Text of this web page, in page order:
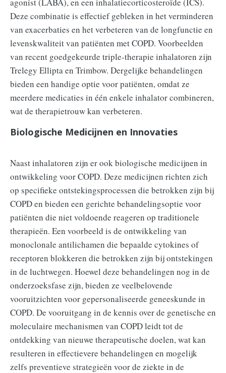
Deze combinatie is effectief gebleken in het verminderen
van exacerbaties en het verbeteren van de longfunctie en
levenskwaliteit van patiënten met COPD. Voorbeelden
van recent goedgekeurde triple-therapie inhalatoren zijn
Trelegy Ellipta en Trimbow. Dergelijke behandelingen
bieden een handige optie voor patiënten, omdat ze
meerdere medicaties in één enkele inhalator combineren,
wat de therapietrouw kan verbeteren.
Biologische Medicijnen en Innovaties
Naast inhalatoren zijn er ook biologische medicijnen in
ontwikkeling voor COPD. Deze medicijnen richten zich
op specifieke ontstekingsprocessen die betrokken zijn bij
COPD en bieden een gerichte behandelingsoptie voor
patiënten die niet voldoende reageren op traditionele
therapieën. Een voorbeeld is de ontwikkeling van
monoclonale antilichamen die bepaalde cytokines of
receptoren blokkeren die betrokken zijn bij ontstekingen
in de luchtwegen. Hoewel deze behandelingen nog in de
onderzoeksfase zijn, bieden ze veelbelovende
vooruitzichten voor gepersonaliseerde geneeskunde in
COPD. De vooruitgang in de kennis over de genetische en
moleculaire mechanismen van COPD leidt tot de
ontdekking van nieuwe therapeutische doelen, wat kan
resulteren in effectievere behandelingen en mogelijk
zelfs preventieve strategieën voor de ziekte in de